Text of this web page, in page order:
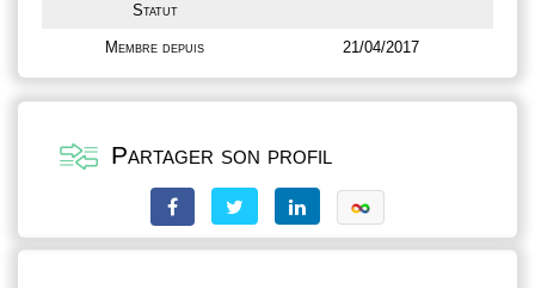
Statut
Membre depuis 21/04/2017
Partager son profil